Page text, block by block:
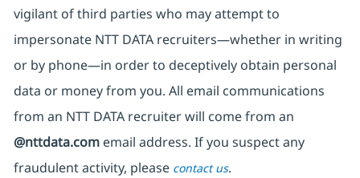
vigilant of third parties who may attempt to
impersonate NTT DATA recruiters—whether in writing
or by phone—in order to deceptively obtain personal
data or money from you. All email communications
from an NTT DATA recruiterwill come from an
@nttdata.comemail address. If you suspect any
fraudulent activity, please contact us.